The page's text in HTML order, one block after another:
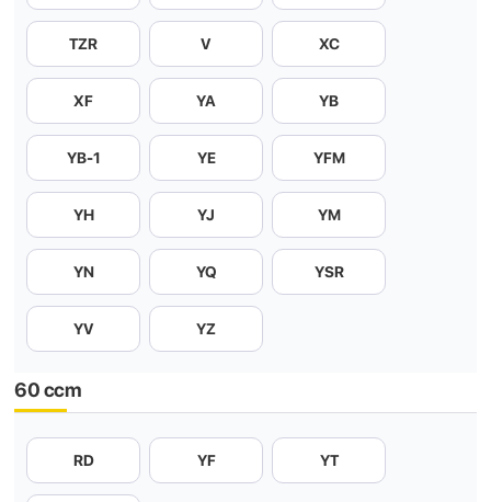
TZR V XC
XF YA YB
YB-1 YE YFM
YH YJ YM
YN YQ YSR
YV YZ
60 ccm
RD YF YT